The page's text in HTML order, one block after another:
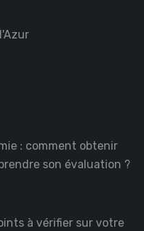
: comment obtenir
son évaluation ?
à vérifier sur votre